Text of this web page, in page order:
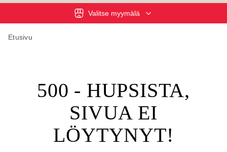
Valitse myymälä
Etusivu
500 - HUPSISTA,
SIVUA EI
LÖYTYNYT!